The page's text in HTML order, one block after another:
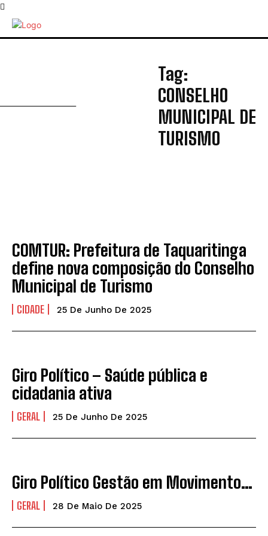
Tag:
CONSELHO
MUNICIPAL DE
TURISMO
C
COMTUR: Prefeitura de Taquaritinga
define nova composição do Conselho
Municipal de Turismo
CIDADE 25 De Junho De 2025
Giro Político – Saúde pública e
cidadania ativa
GERAL 25 De Junho De 2025
Giro Político Gestão em Movimento…
GERAL 28 De Maio De 2025